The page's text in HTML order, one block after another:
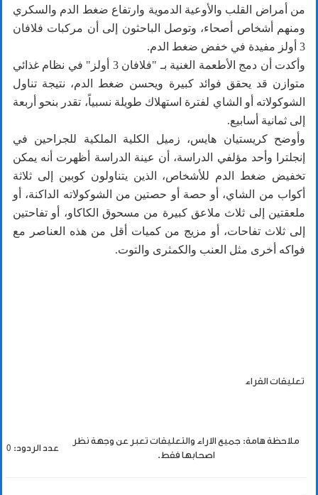
من أمراض القلب والأوعية الدموية وارتفاع ضغط الدم والسكري
ومنهم أشخاص أصحاء، وتوصل الباحثون إلى أن مركبات فلافان
3 أولز مفيدة في خفض ضغط الدم.
وأكدت أن دمج الأطعمة الغنية بـ "فلافان 3 أولز" في نظام غذائي
متوازن قد يحقق فوائد كبيرة ويحسن ضغط الدم، نتيجة تناول
الشوكولاته أو الشاي لفترة استهلاك طويلة نسبياً، تقدر بنحو أربعة
إلى ثمانية أسابيع.
وأوضح كريستيان هايس، زميل الكلية الملكية للجراحين في
إنجلترا وأحد مؤلفي الدراسة، أن عينة الدراسة أظهرت أنه يمكن
تخفيض ضغط الدم للأشخاص، الذين يتناولون كوبين إلى ثلاثة
أكواب من الشاي، أو حصة أو حصتين من الشوكولاته الداكنة، أو
ملعقتين إلى ثلاث ملاعق كبيرة من مسحوق الكاكاو، أو تفاحتين
إلى ثلاث تفاحات، أو مزيج من كميات أقل من هذه العناصر مع
فواكه أخرى مثل العنب والكمثرى والتوت.
تعليقات القراء
ملاحظة هامة: جميع الاراء والتعليقات تعبر عن وجهة نظر
اصحابها فقط.
عدد الردود: 0